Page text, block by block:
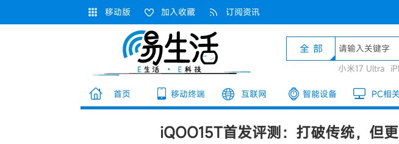
移动版 加入收藏 订阅资讯
全 部
小米17 Ultra
首页 移动终端 互联网 智能设备 PC相关
iQOO15T首发评测：打破传统，但